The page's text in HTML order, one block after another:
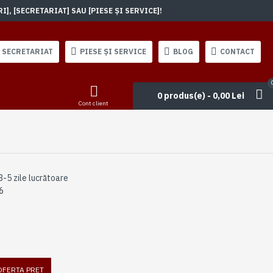
[SECRETARIAT] SAU [PIESE ȘI SERVICE]!
SECRETARIAT PIESE ȘI SERVICE BLOG CONTACT
Cont client
0 produs(e) - 0,00 Lei
5 zile lucrătoare
PRET